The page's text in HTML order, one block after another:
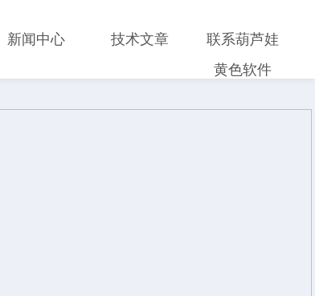
新闻中心 技术文章
联系葫芦娃
黄色软件